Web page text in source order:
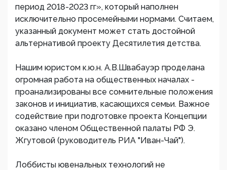
период 2018-2023 гг», который наполнен
исключительно просемейными нормами. Считаем,
указанный документ может стать достойной
альтернативой проекту Десятилетия детства.
Нашим юристом к.ю.н. А.В.Швабауэр проделана
огромная работа на общественных началах -
проанализированы все сомнительные положения
законов и инициатив, касающихся семьи. Важное
содействие при подготовке проекта Концепции
оказано членом Общественной палаты РФ Э.
Жгутовой (руководитель РИА "Иван-Чай").
Лоббисты ювенальных технологий не